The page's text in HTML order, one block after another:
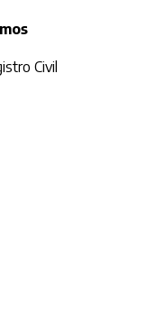
Civil